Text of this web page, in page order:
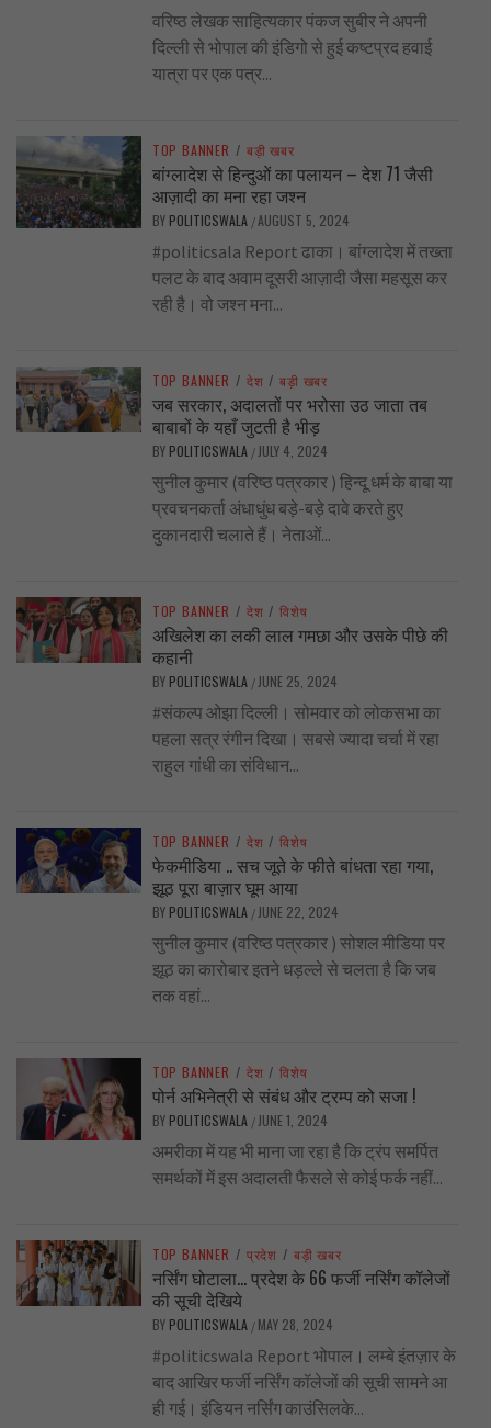
वरिष्ठ लेखक साहित्यकार पंकज सुबीर ने अपनी
दिल्ली से भोपाल की इंडिगो से हुई कष्टप्रद हवाई
यात्रा पर एक पत्र...
TOP BANNER / बड़ी खबर
बांग्लादेश से हिन्दुओं का पलायन – देश 71 जैसी
आज़ादी का मना रहा जश्न
BY POLITICSWALA /AUGUST 5, 2024
#politicsala Report ढाका। बांग्लादेश में तख्ता
पलट के बाद अवाम दूसरी आज़ादी जैसा महसूस कर
रही है। वो जश्न मना...
TOP BANNER / देश / बड़ी खबर
जब सरकार, अदालतों पर भरोसा उठ जाता तब
बाबाबों के यहाँ जुटती है भीड़
BY POLITICSWALA / JULY 4, 2024
सुनील कुमार (वरिष्ठ पत्रकार ) हिन्दू धर्म के बाबा या
प्रवचनकर्ता अंधाधुंध बड़े-बड़े दावे करते हुए
दुकानदारी चलाते हैं। नेताओं...
TOP BANNER / देश / विशेष
अखिलेश का लकी लाल गमछा और उसके पीछे की
कहानी
BY POLITICSWALA / JUNE 25, 2024
#संकल्प ओझा दिल्ली। सोमवार को लोकसभा का
पहला सत्र रंगीन दिखा। सबसे ज्यादा चर्चा में रहा
राहुल गांधी का संविधान...
TOP BANNER / देश / विशेष
फेकमीडिया .. सच जूते के फीते बांधता रहा गया,
झूठ पूरा बाज़ार घूम आया
BY POLITICSWALA / JUNE 22, 2024
सुनील कुमार (वरिष्ठ पत्रकार ) सोशल मीडिया पर
झूठ का कारोबार इतने धड़ल्ले से चलता है कि जब
तक वहां...
TOP BANNER / देश / विशेष
पोर्न अभिनेत्री से संबंध और ट्रम्प को सजा !
BY POLITICSWALA / JUNE 1, 2024
अमरीका में यह भी माना जा रहा है कि ट्रंप समर्पित
समर्थकों में इस अदालती फैसले से कोई फर्क नहीं...
TOP BANNER / प्रदेश / बड़ी खबर
नर्सिंग घोटाला… प्रदेश के 66 फर्जी नर्सिंग कॉलेजों
की सूची देखिये
BY POLITICSWALA / MAY 28, 2024
#politicswala Report भोपाल। लम्बे इंतज़ार के
बाद आखिर फर्जी नर्सिंग कॉलेजों की सूची सामने आ
ही गई। इंडियन नर्सिंग काउंसिलके...